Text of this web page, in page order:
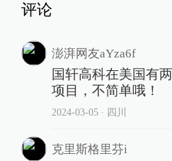
评论
澎湃网友aYza6f
国轩高科在美国有
项目，不简单哦！
2024-03-05∙ 四川
克里斯格里芬i